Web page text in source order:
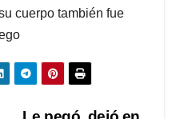
cuerpo también fue